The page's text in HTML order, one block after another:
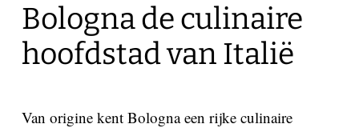
Bologna de culinaire
hoofdstad van Italië
Van origine kent Bologna een rijke culinaire